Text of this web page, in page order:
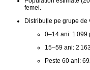
femei.
Distribuție pe grupe de
0–14 ani: 1 099
15–59 ani: 2
Peste 60 ani: